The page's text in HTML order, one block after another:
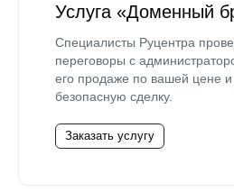
Услуга «Доменный
Специалисты Руцентра
переговоры с
его продаже по вашей цене и
безопасную сделку.
Заказать услугу